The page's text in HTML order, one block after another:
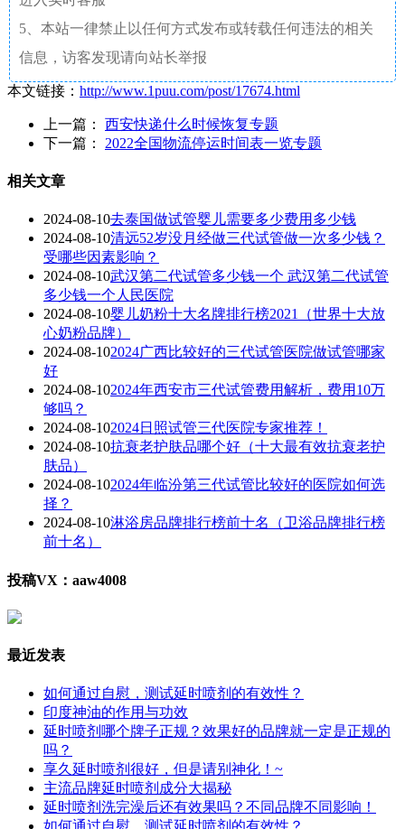
5、本站一律禁止以任何方式发布或转载任何违法的相关
信息，访客发现请向站长举报
本文链接： http://www.1puu.com/post/17674.html
上一篇： 西安快递什么时候恢复专题
下一篇： 2022全国物流停运时间表一览专题
相关文章
2024-08-10去泰国做试管婴儿需要多少费用多少钱
2024-08-10清远52岁没月经做三代试管做一次多少钱？
受哪些因素影响？
2024-08-10武汉第二代试管多少钱一个 武汉第二代试管
多少钱一个人民医院
2024-08-10婴儿奶粉十大名牌排行榜2021（世界十大放
心奶粉品牌）
2024-08-102024广西比较好的三代试管医院做试管哪家
好
2024-08-102024年西安市三代试管费用解析，费用10万
够吗？
2024-08-102024日照试管三代医院专家推荐！
2024-08-10抗衰老护肤品哪个好（十大最有效抗衰老护
肤品）
2024-08-102024年临汾第三代试管比较好的医院如何选
择？
2024-08-10淋浴房品牌排行榜前十名（卫浴品牌排行榜
前十名）
投稿VX：aaw4008
最近发表
如何通过自慰，测试延时喷剂的有效性？
印度神油的作用与功效
延时喷剂哪个牌子正规？效果好的品牌就一定是正规的
吗？
享久延时喷剂很好，但是请别神化！~
主流品牌延时喷剂成分大揭秘
延时喷剂洗完澡后还有效果吗？不同品牌不同影响！